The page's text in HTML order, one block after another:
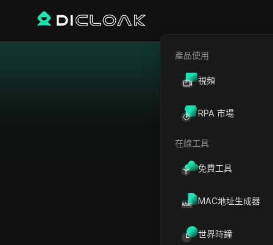
產品使用
視頻
RPA 市場
在線工具
免費工具
MAC地址生成器
世界時鐘
從我們的 Japan Proxy
真實的日本IP位址，安
隨時隨地使用性能卓越